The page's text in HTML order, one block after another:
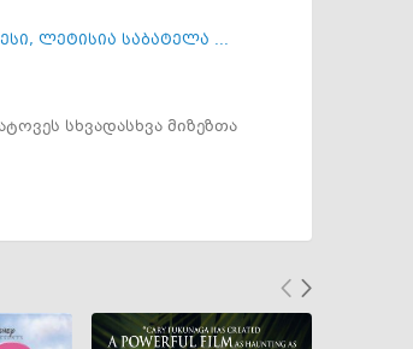
, ლეტისია საბატელა ...
სხვადასხვა მიზეზთა